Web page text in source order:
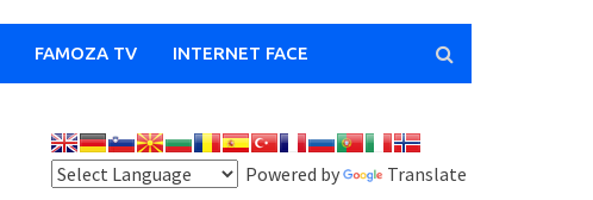
FAMOZA TV INTERNET FACE
Powered by Translate